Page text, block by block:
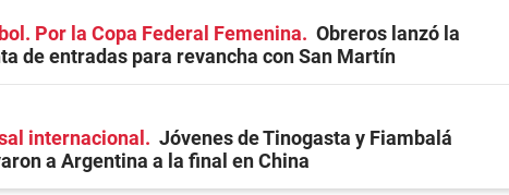
Por la Copa Federal Femenina
Obreros lanzó la
de entradas para revancha con San Martín
internacional
Jóvenes de Tinogasta y Fiambalá
a Argentina a la final en China